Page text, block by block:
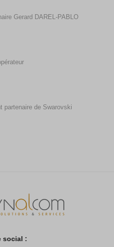
Gerard DAREL-PABLO
partenaire de Swarovski
social :